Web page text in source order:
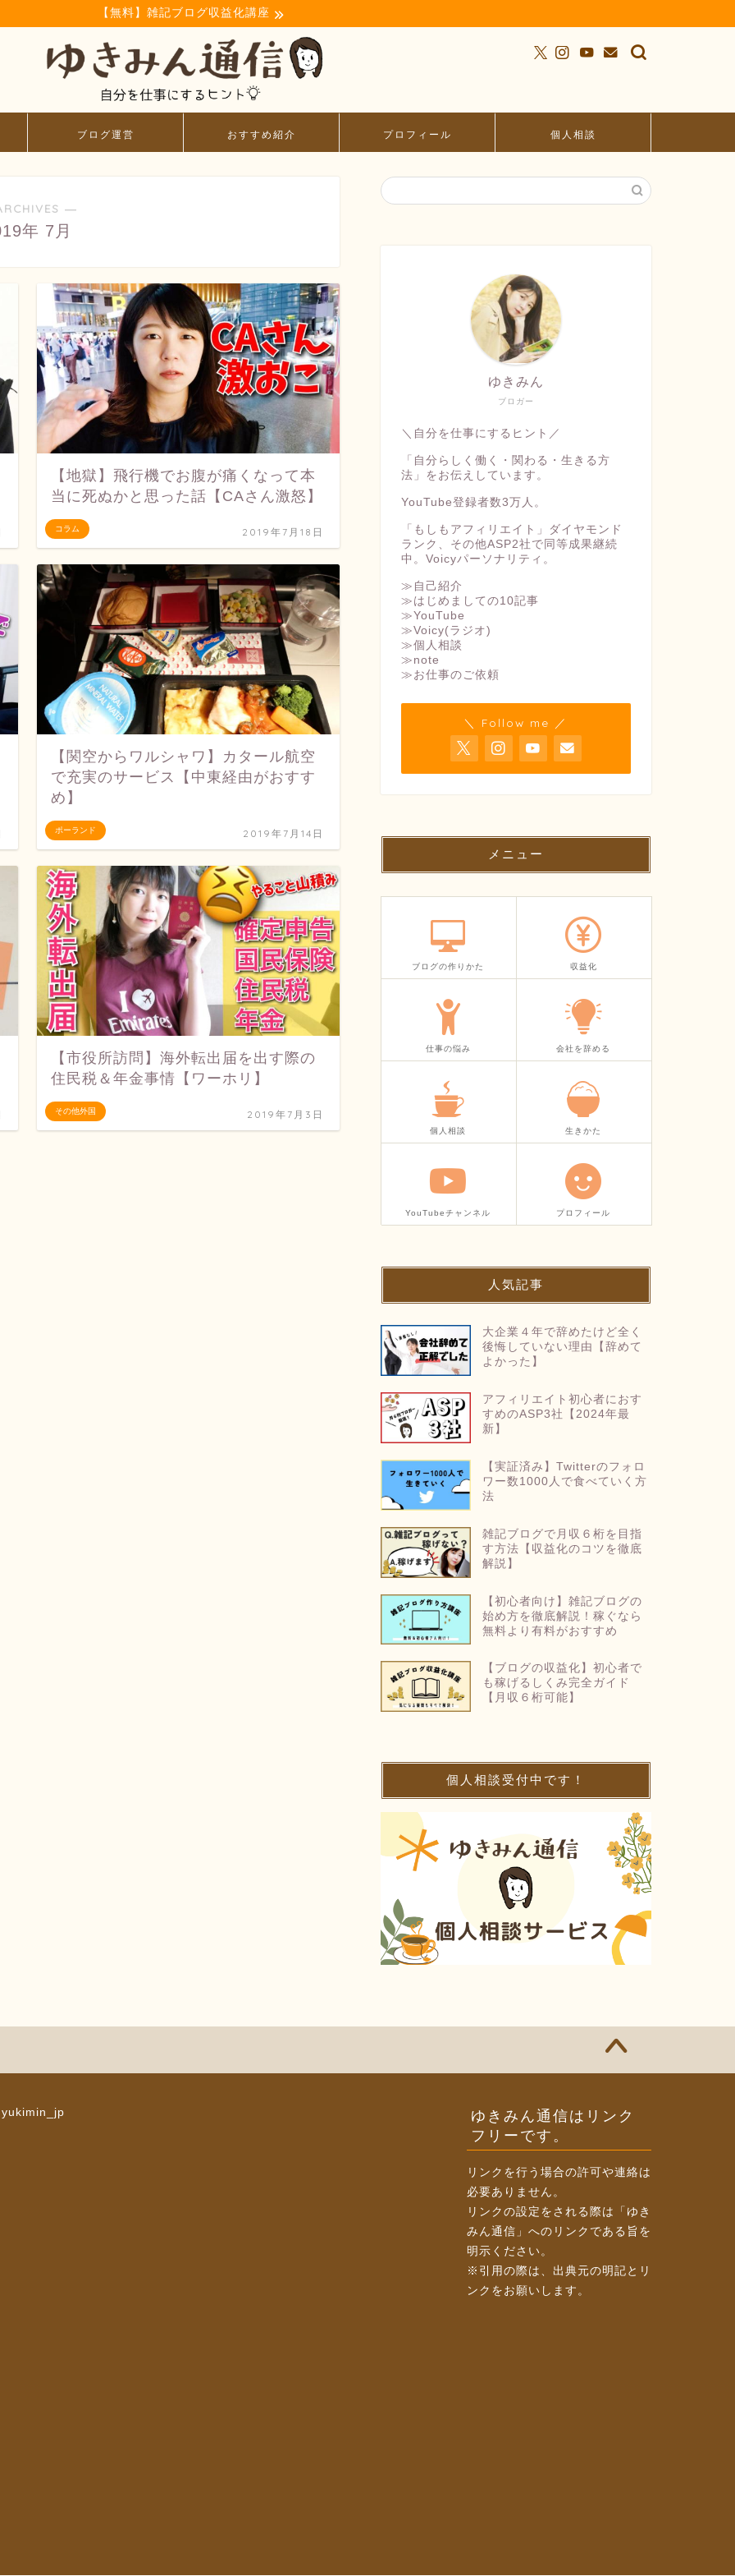
【無料】雑記ブログ収益化講座
ブログ運営 おすすめ紹介 プロフィール 個人相談
―
年 7月
コラム
【地獄】飛行機でお腹が痛くなって本
当に死ぬかと思った話【CAさん激怒】
2019年7月18日
ポーランド
【関空からワルシャワ】カタール航空
で充実のサービス【中東経由がおすす
め】
2019年7月14日
その他外国
【市役所訪問】海外転出届を出す際の
住民税＆年金事情【ワーホリ】
2019年7月3日
ブロガー
ゆきみん
＼自分を仕事にするヒント／
「自分らしく働く・関わる・生きる方
法」をお伝えしています。
YouTube登録者数3万人。
「もしもアフィリエイト」ダイヤモンド
ランク、その他ASP2社で同等成果継続
中。Voicyパーソナリティ。
≫自己紹介
≫はじめましての10記事
≫YouTube
≫Voicy(ラジオ)
≫個人相談
≫note
≫お仕事のご依頼
＼ Follow me ／
メニュー
ブログの作りかた 収益化
仕事の悩み 会社を辞める
個人相談 生きかた
YouTubeチャンネル プロフィール
人気記事
大企業４年で辞めたけど全く
後悔していない理由【辞めて
よかった】
アフィリエイト初心者におす
すめのASP3社【2024年最
新】
【実証済み】Twitterのフォロ
ワー数1000人で食べていく方
法
雑記ブログで月収６桁を目指
す方法【収益化のコツを徹底
解説】
【初心者向け】雑記ブログの
始め方を徹底解説！稼ぐなら
無料より有料がおすすめ
【ブログの収益化】初心者で
も稼げるしくみ完全ガイド
【月収６桁可能】
個人相談受付中です！
ゆきみん通信はリンク
フリーです。
リンクを行う場合の許可や連絡は
必要ありません。
リンクの設定をされる際は「ゆき
みん通信」へのリンクである旨を
明示ください。
※引用の際は、出典元の明記とリ
ンクをお願いします。